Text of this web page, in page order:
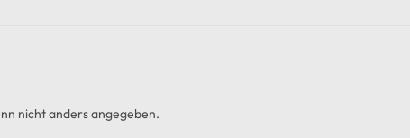
nicht anders angegeben.